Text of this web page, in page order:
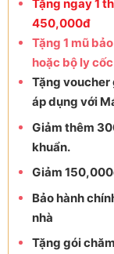
Tặng ngay 1
450,000đ
Tặng 1 mũ
hoặc bộ ly
Tặng voucher
áp dụng với
Giảm thêm
khuẩn.
Giảm
Bảo hành
nhà
Tặng gói